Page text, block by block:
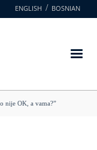
ENGLISH BOSNIAN
nije OK, a vama?”